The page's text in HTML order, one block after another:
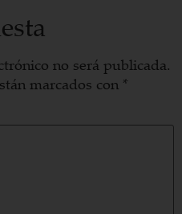
no será publicada.
marcados con *